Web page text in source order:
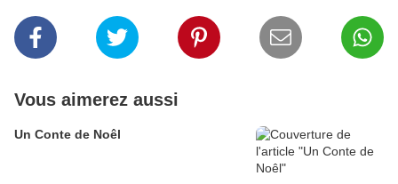
Vous aimerez aussi
Un Conte de Noêl